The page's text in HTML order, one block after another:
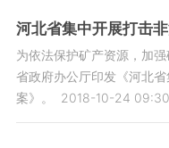
河北省集中开展打击
为依法保护矿产资源，加
省政府办公厅印发《河北
案》。
2018-10-24